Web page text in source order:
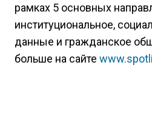
рамках 5 основных
институциональное,
данные и гражданское
больше на сайте